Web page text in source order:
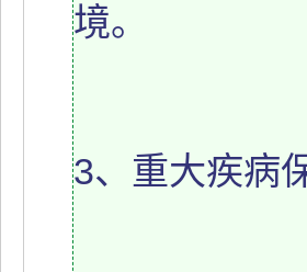
境。
3、重大疾病